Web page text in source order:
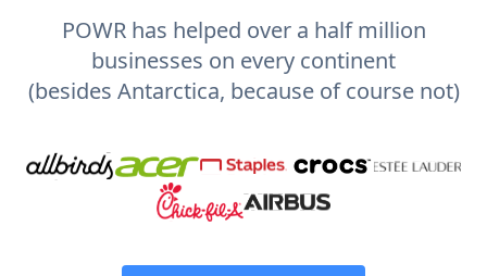
POWR has helped over a half million
businesses on every continent
(besides Antarctica, because of course not)